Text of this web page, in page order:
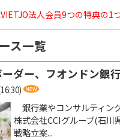
VIETJO法人会員9つの特典の1
ス一覧
ーダー、フオンドン
銀行業やコンサルティン
株式会社CCIグループ(石川
戦略立案...